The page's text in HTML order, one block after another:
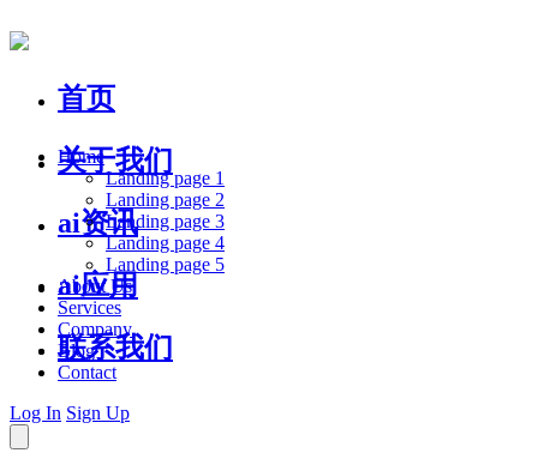
首页
关于我们
ai资讯
ai应用
联系我们
Home
Landing page 1
Landing page 2
Landing page 3
Landing page 4
Landing page 5
About Us
Services
Company
Blog
Contact
Log In Sign Up